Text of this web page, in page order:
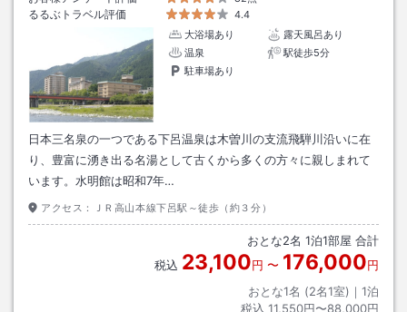
るるぶトラベル評価
4.4
大浴場あり
露天風呂あり
温泉
駅徒歩5分
駐車場あり
日本三名泉の一つである下呂温泉は木曽川の支流飛騨川沿いに在
り、豊富に湧き出る名湯として古くから多くの方々に親しまれて
います。水明館は昭和7年…
アクセス： ＪＲ高山本線下呂駅～徒歩（約３分）
おとな2名 1泊1部屋 合計
税込 23,100円 〜 176,000円
おとな1名 (2名1室)｜ 1泊
税込 11,550円〜88,000円